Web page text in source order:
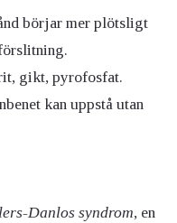
börjar mer plötsligt
gikt, pyrofosfat.
kan uppstå utan
Danlos syndrom, en